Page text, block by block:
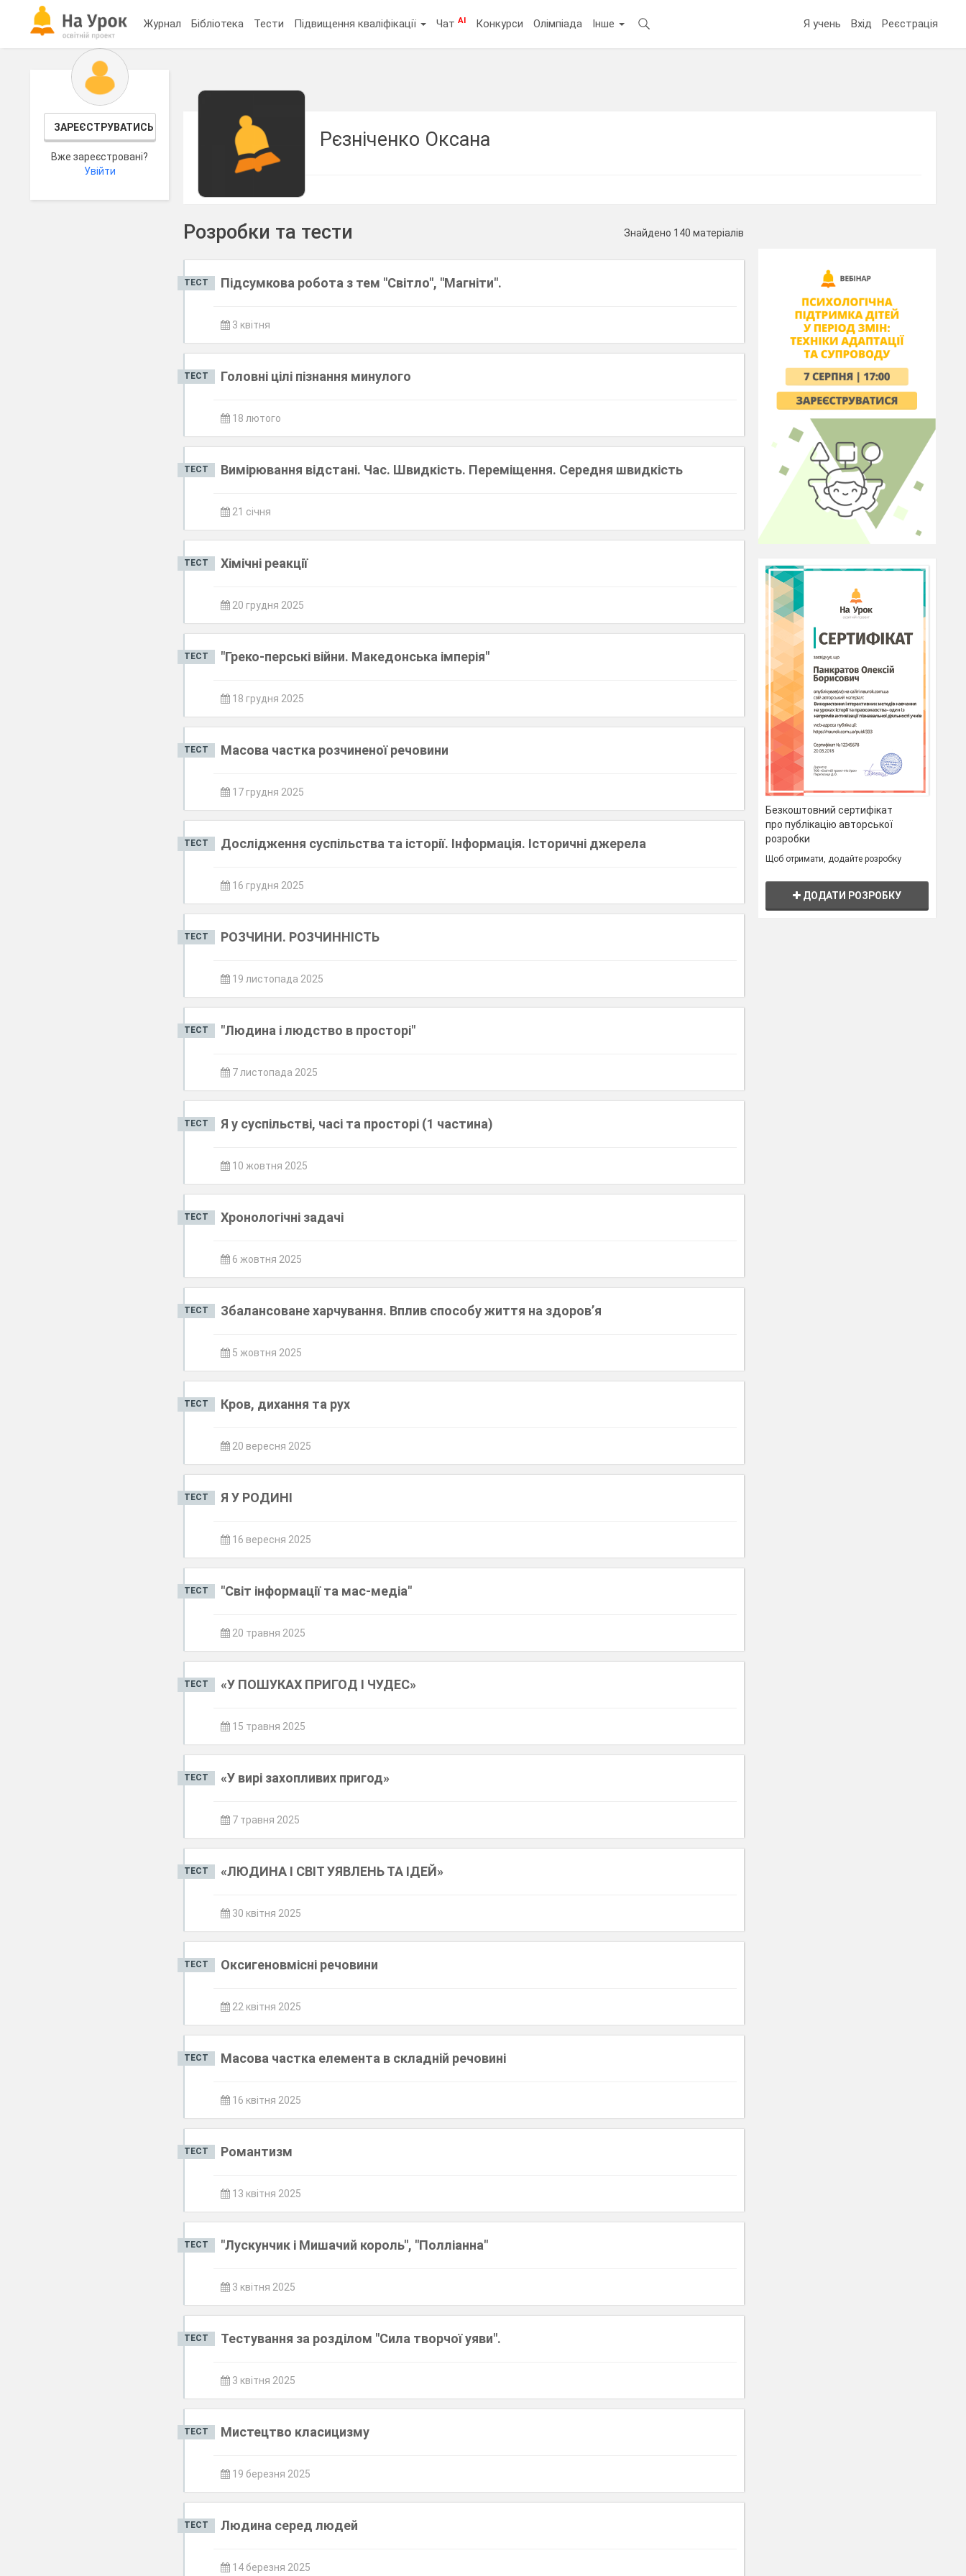
Журнал Бібліотека Тести Підвищення кваліфікації ЧатAI Конкурси Олімпіада Інше Я учень Вхід Реєстрація
ЗАРЕЄСТРУВАТИСЬ
Вже зареєстровані?
Увійти
Рєзніченко Оксана
Розробки та тести Знайдено 140 матеріалів
ТЕСТ Підсумкова робота з тем "Світло", "Магніти".
3 квітня
ТЕСТ Головні цілі пізнання минулого
18 лютого
ТЕСТ Вимірювання відстані. Час. Швидкість. Переміщення. Середня швидкість
21 січня
ТЕСТ Хімічні реакції
20 грудня 2025
ТЕСТ "Греко-перські війни. Македонська імперія"
18 грудня 2025
ТЕСТ Масова частка розчиненої речовини
17 грудня 2025
ТЕСТ Дослідження суспільства та історії. Інформація. Історичні джерела
16 грудня 2025
ТЕСТ РОЗЧИНИ. РОЗЧИННІСТЬ
19 листопада 2025
ТЕСТ "Людина і людство в просторі"
7 листопада 2025
ТЕСТ Я у суспільстві, часі та просторі (1 частина)
10 жовтня 2025
ТЕСТ Хронологічні задачі
6 жовтня 2025
ТЕСТ Збалансоване харчування. Вплив способу життя на здоров’я
5 жовтня 2025
ТЕСТ Кров, дихання та рух
20 вересня 2025
ТЕСТ Я У РОДИНІ
16 вересня 2025
ТЕСТ "Світ інформації та мас-медіа"
20 травня 2025
ТЕСТ «У ПОШУКАХ ПРИГОД І ЧУДЕС»
15 травня 2025
ТЕСТ «У вирі захопливих пригод»
7 травня 2025
ТЕСТ «ЛЮДИНА І СВІТ УЯВЛЕНЬ ТА ІДЕЙ»
30 квітня 2025
ТЕСТ Оксигеновмісні речовини
22 квітня 2025
ТЕСТ Масова частка елемента в складній речовині
16 квітня 2025
ТЕСТ Романтизм
13 квітня 2025
ТЕСТ "Лускунчик і Мишачий король", "Полліанна"
3 квітня 2025
ТЕСТ Тестування за розділом "Сила творчої уяви".
3 квітня 2025
ТЕСТ Мистецтво класицизму
19 березня 2025
ТЕСТ Людина серед людей
14 березня 2025
Безкоштовний сертифікат
про публікацію авторської
розробки
Щоб отримати, додайте розробку
ДОДАТИ РОЗРОБКУ